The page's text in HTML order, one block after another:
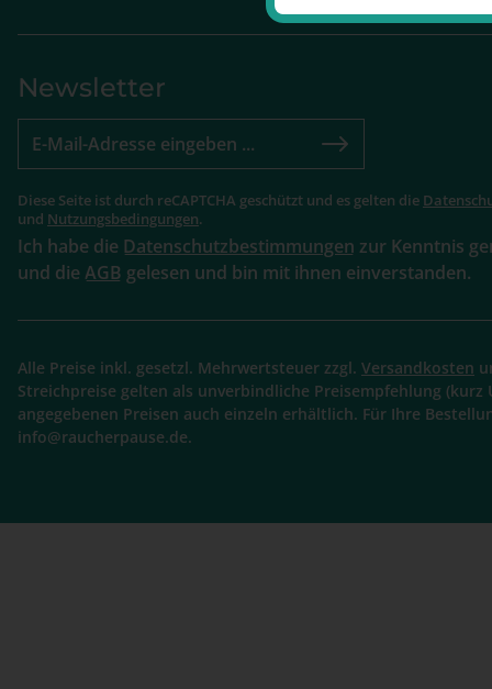
Newsletter
Diese Seite ist durch reCAPTCHA geschützt und es gelten die
und Nutzungsbedingungen.
Ich habe die Datenschutzbestimmungen zur Kenntnis
und die AGB gelesen und bin mit ihnen einverstanden.
Alle Preise inkl. gesetzl. Mehrwertsteuer zzgl. Versandkosten
Streichpreise gelten als unverbindliche Preisempfehlung
angegebenen Preisen auch einzeln erhältlich. Für Ihre
info@raucherpause.de.